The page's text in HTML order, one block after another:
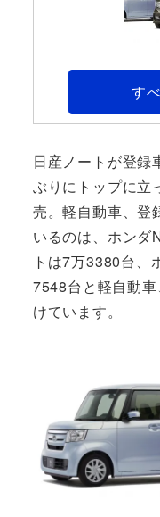
す
日産ノートが登録
ぶりにトップに立
売。軽自動車、登
いるのは、ホンダ
トは7万3380台、
7548台と軽自動
けています。